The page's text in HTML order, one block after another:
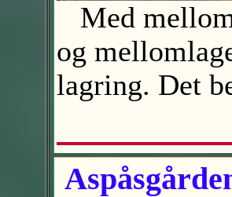
Med
og
lagring. Det